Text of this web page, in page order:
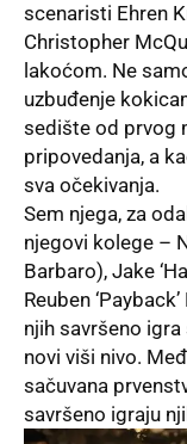
scenaristi Ehren
Christopher
lakoćom. Ne
uzbuđenje
sedište od prvog
pripovedanja, a
sva očekivanja.
Sem njega, za
njegovi kolege –
Barbaro), Jake
Reuben
njih savršeno
novi viši nivo.
sačuvana
savršeno igraju